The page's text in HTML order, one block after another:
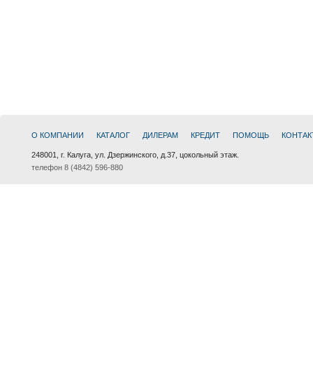
О КОМПАНИИ КАТАЛОГ ДИЛЕРАМ КРЕДИТ ПОМОЩЬ
248001, г. Калуга, ул. Дзержинского, д.37, цокольный этаж.
телефон 8 (4842) 596-880